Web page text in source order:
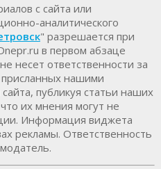
c сайта или
аналитического
" разрешается при
в первом абзаце
несет ответственности за
нашими
публикуя статьи наших
их мнения могут не
Информация виджета
рекламы. Ответственность